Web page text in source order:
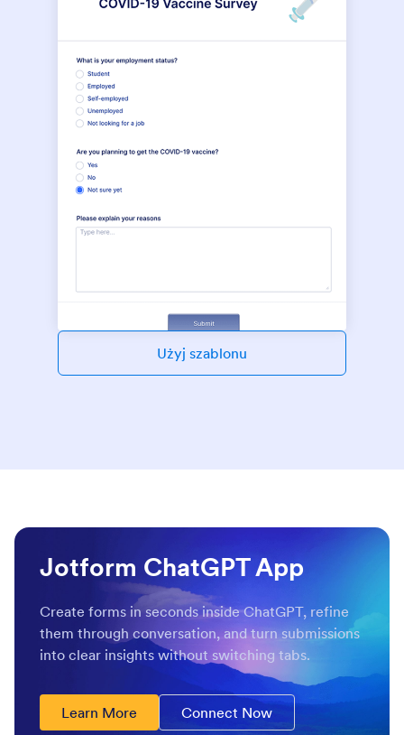
Użyj szablonu
Jotform ChatGPT App
Create forms in seconds inside ChatGPT, refine
them through conversation, and turn submissions
into clear insights without switching tabs.
Learn More Connect Now